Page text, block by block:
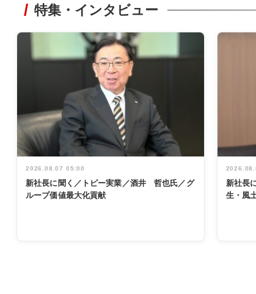
特集・インタビュー
2026.08.07 05:00
新社長に聞く／トピー実業／酒井 哲也氏／グ
ループ価値最大化貢献
新社長
生・風